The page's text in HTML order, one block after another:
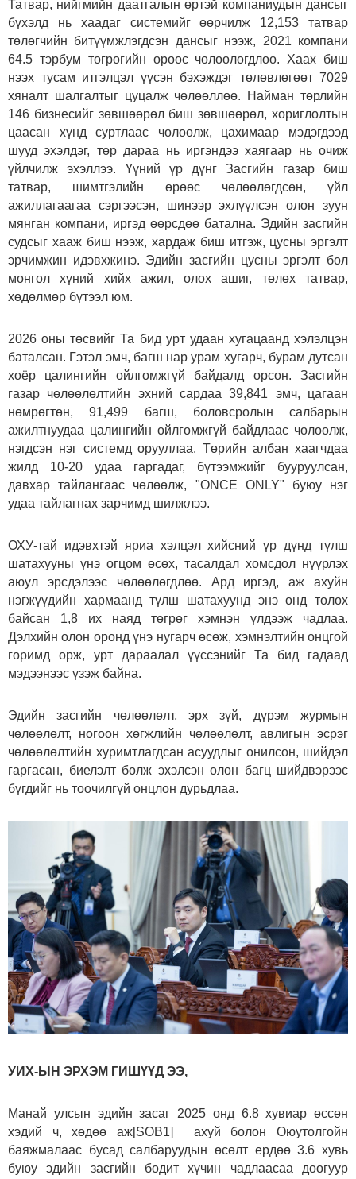
Татвар, нийгмийн даатгалын өртэй компаниудын дансыг
бүхэлд нь хаадаг системийг өөрчилж 12,153 татвар
төлөгчийн битүүмжлэгдсэн дансыг нээж, 2021 компани
64.5 тэрбум төгрөгийн өрөөс чөлөөлөгдлөө. Хаах биш
нээх тусам итгэлцэл үүсэн бэхэждэг төлөвлөгөөт 7029
хяналт шалгалтыг цуцалж чөлөөллөө. Найман төрлийн
146 бизнесийг зөвшөөрөл биш зөвшөөрөл, хориглолтын
цаасан хүнд суртлаас чөлөөлж, цахимаар мэдэгдээд
шууд эхэлдэг, төр дараа нь иргэндээ хаягаар нь очиж
үйлчилж эхэллээ. Үүний үр дүнг Засгийн газар биш
татвар, шимтгэлийн өрөөс чөлөөлөгдсөн, үйл
ажиллагаагаа сэргээсэн, шинээр эхлүүлсэн олон зуун
мянган компани, иргэд өөрсдөө батална. Эдийн засгийн
судсыг хааж биш нээж, хардаж биш итгэж, цусны эргэлт
эрчимжин идэвхжинэ. Эдийн засгийн цусны эргэлт бол
монгол хүний хийх ажил, олох ашиг, төлөх татвар,
хөдөлмөр бүтээл юм.
2026 оны төсвийг Та бид урт удаан хугацаанд хэлэлцэн
баталсан. Гэтэл эмч, багш нар урам хугарч, бурам дутсан
хоёр цалингийн ойлгомжгүй байдалд орсон. Засгийн
газар чөлөөлөлтийн эхний сардаа 39,841 эмч, цагаан
нөмрөгтөн, 91,499 багш, боловсролын салбарын
ажилтнуудаа цалингийн ойлгомжгүй байдлаас чөлөөлж,
нэгдсэн нэг системд орууллаа. Төрийн албан хаагчдаа
жилд 10-20 удаа гаргадаг, бүтээмжийг бууруулсан,
давхар тайлангаас чөлөөлж, "ONCE ONLY" буюу нэг
удаа тайлагнах зарчимд шилжлээ.
ОХУ-тай идэвхтэй яриа хэлцэл хийсний үр дүнд түлш
шатахууны үнэ огцом өсөх, тасалдал хомсдол нүүрлэх
аюул эрсдэлээс чөлөөлөгдлөө. Ард иргэд, аж ахуйн
нэгжүүдийн хармаанд түлш шатахуунд энэ онд төлөх
байсан 1,8 их наяд төгрөг хэмнэн үлдээж чадлаа.
Дэлхийн олон оронд үнэ нугарч өсөж, хэмнэлтийн онцгой
горимд орж, урт дараалал үүссэнийг Та бид гадаад
мэдээнээс үзэж байна.
Эдийн засгийн чөлөөлөлт, эрх зүй, дүрэм журмын
чөлөөлөлт, ногоон хөгжлийн чөлөөлөлт, авлигын эсрэг
чөлөөлөлтийн хуримтлагдсан асуудлыг онилсон, шийдэл
гаргасан, биелэлт болж эхэлсэн олон багц шийдвэрээс
бүгдийг нь тоочилгүй онцлон дурьдлаа.
УИХ-ЫН ЭРХЭМ ГИШҮҮД ЭЭ,
Манай улсын эдийн засаг 2025 онд 6.8 хувиар өссөн
хэдий ч, хөдөө аж[SOB1] ахуй болон Оюутолгойн
баяжмалаас бусад салбаруудын өсөлт ердөө 3.6 хувь
буюу эдийн засгийн бодит хүчин чадлаасаа доогуур